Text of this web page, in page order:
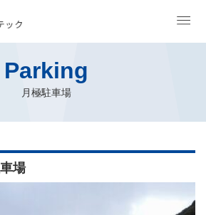
月極駐車場空状況検索 鳥取・島根エリア
Parking
月極駐車場
場